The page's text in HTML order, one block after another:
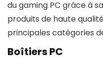
du gaming PC grâce à
produits de haute
principales catégories
Boîtiers PC